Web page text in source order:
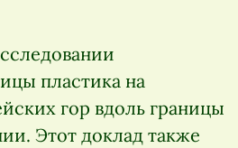
пластика на
гор вдоль границы
Этот доклад также